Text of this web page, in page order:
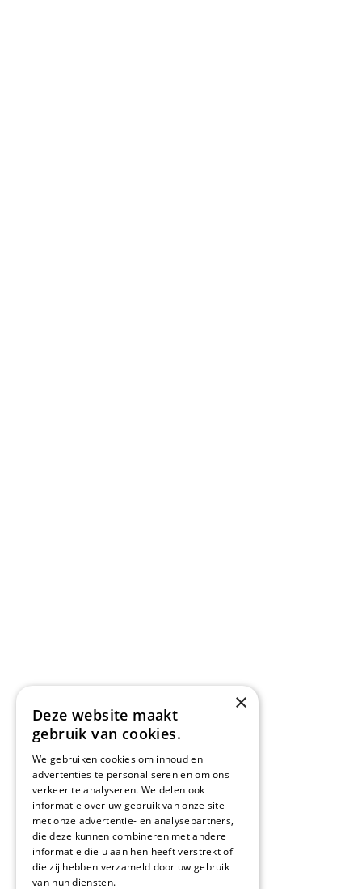
×
Deze website maakt
gebruik van cookies.
We gebruiken cookies om inhoud en
advertenties te personaliseren en om ons
verkeer te analyseren. We delen ook
informatie over uw gebruik van onze site
met onze advertentie- en analysepartners,
die deze kunnen combineren met andere
informatie die u aan hen heeft verstrekt of
die zij hebben verzameld door uw gebruik
van hun diensten.